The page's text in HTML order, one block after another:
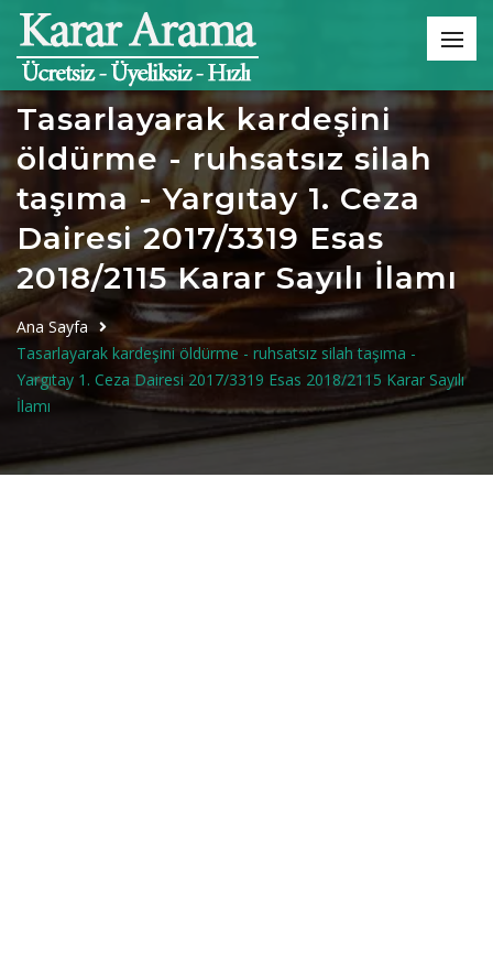
Tasarlayarak kardeşini
öldürme - ruhsatsız silah
taşıma - Yargıtay 1. Ceza
Dairesi 2017/3319 Esas
2018/2115 Karar Sayılı İlamı
Ana Sayfa
Tasarlayarak kardeşini öldürme - ruhsatsız silah taşıma -
Yargıtay 1. Ceza Dairesi 2017/3319 Esas 2018/2115 Karar Sayılı
İlamı